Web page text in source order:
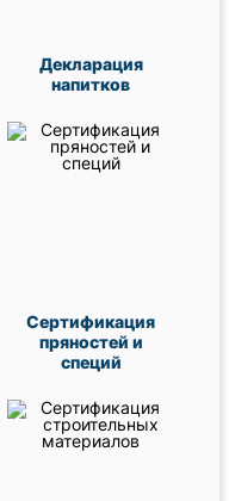
Декларация
напитков
Сертификация
пряностей и
специй